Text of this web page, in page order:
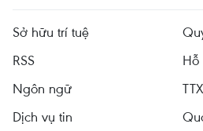
Sở hữu trí tuệ
RSS
Hỗ
Ngôn ngữ
Dịch vụ tin